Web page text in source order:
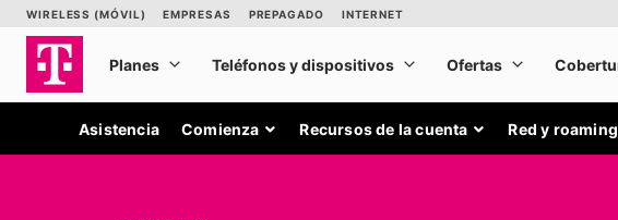
Asistencia Comienza Recursos de la cuenta Red y roaming